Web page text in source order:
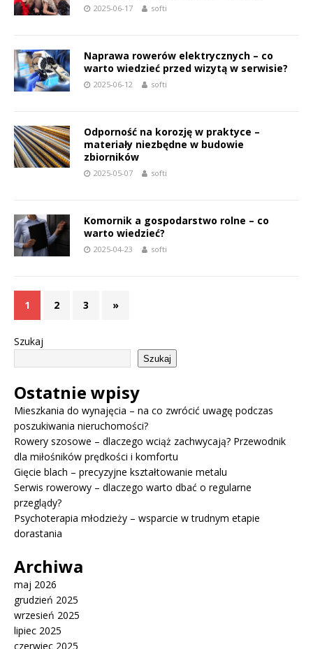
2025-06-17 softi
Naprawa rowerów elektrycznych – co
warto wiedzieć przed wizytą w serwisie?
2025-06-12 softi
Odporność na korozję w praktyce –
materiały niezbędne w budowie
zbiorników
2025-05-07 softi
Komornik a gospodarstwo rolne – co
warto wiedzieć?
2025-04-23 softi
1 2 3 »
Szukaj
Szukaj
Ostatnie wpisy
Mieszkania do wynajęcia – na co zwrócić uwagę podczas
poszukiwania nieruchomości?
Rowery szosowe – dlaczego wciąż zachwycają? Przewodnik
dla miłośników prędkości i komfortu
Gięcie blach – precyzyjne kształtowanie metalu
Serwis rowerowy – dlaczego warto dbać o regularne
przeglądy?
Psychoterapia młodzieży – wsparcie w trudnym etapie
dorastania
Archiwa
maj 2026
grudzień 2025
wrzesień 2025
lipiec 2025
czerwiec 2025